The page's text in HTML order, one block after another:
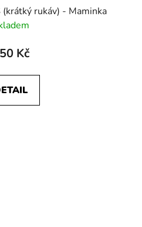
(krátký rukáv) - Maminka
Kč